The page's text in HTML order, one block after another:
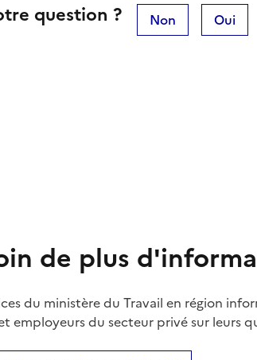
question ? Non Oui
de plus
du ministère du Travail en région
employeurs du secteur privé sur leurs